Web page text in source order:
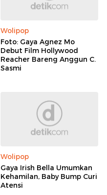
Wolipop
Foto: Gaya Agnez Mo
Debut Film Hollywood
Reacher Bareng Anggun C.
Sasmi
Wolipop
Gaya Irish Bella Umumkan
Kehamilan, Baby Bump Curi
Atensi